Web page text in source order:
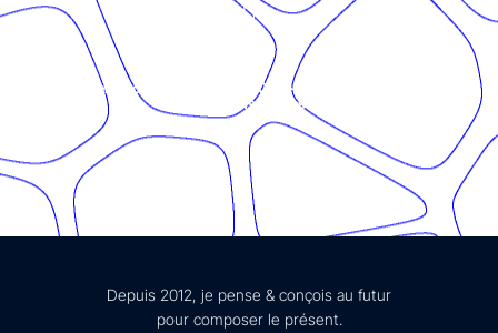
© Présent Composé design - 2024 - Tous droits réservés -
mentions légales
Depuis 2012, je pense & conçois au futur
pour composer le présent.